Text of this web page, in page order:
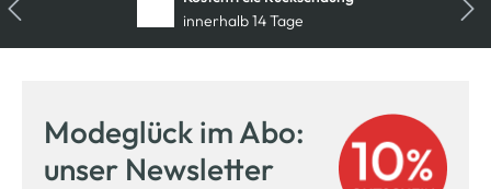
innerhalb 14 Tage
Modeglück im Abo:
unser Newsletter